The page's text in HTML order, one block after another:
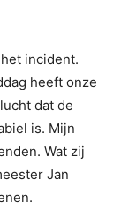
incident.
heeft onze
dat de
is. Mijn
Wat zij
Jan